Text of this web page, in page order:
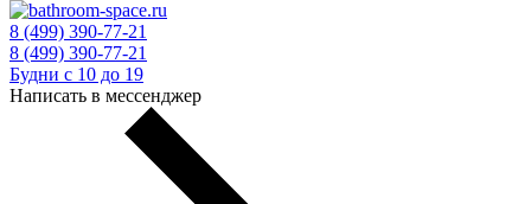
8 (499) 390-77-21
8 (499) 390-77-21
Будни с 10 до 19
Написать в мессенджер